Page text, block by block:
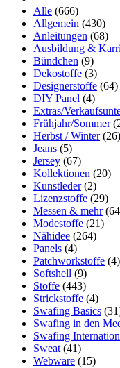
Alle (666)
Allgemein (430)
Anleitungen (68)
Ausbildung &
Bündchen (9)
Dekostoffe (3)
Designerstoffe (64)
DIY Panel (4)
Extras/
Frühjahr/Sommer
Herbst / Winter (26)
Jeans (5)
Jersey (67)
Kollektionen (20)
Kunstleder (2)
Lizenzstoffe (29)
Messen & mehr
Modestoffe (21)
Nähidee (264)
Panels (4)
Patchworkstoffe (4)
Softshell (9)
Stoffe (443)
Strickstoffe (4)
Swafing Basics
Swafing in den
Swafing
Sweat (41)
Webware (15)